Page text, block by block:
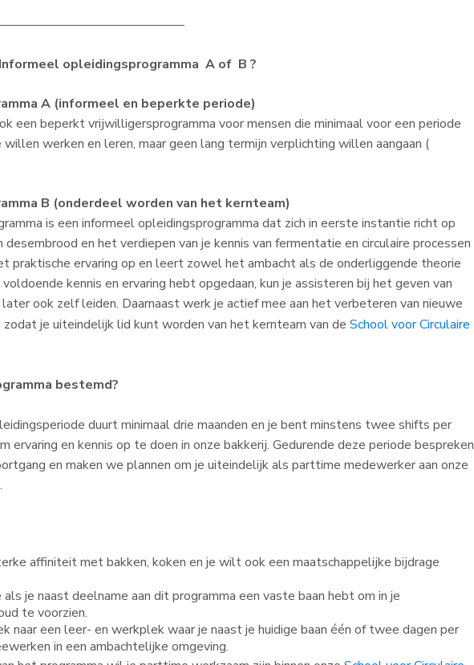
opleidingsprogramma A of B ?
A (informeel en beperkte periode)
een beperkt vrijwilligersprogramma voor mensen die minimaal voor een periode
willen werken en leren, maar geen lang termijn verplichting willen aangaan (
B (onderdeel worden van het kernteam)
is een informeel opleidingsprogramma dat zich in eerste instantie richt op
desembrood en het verdiepen van je kennis van fermentatie en circulaire processen
praktische ervaring op en leert zowel het ambacht als de onderliggende theorie
kennis en ervaring hebt opgedaan, kun je assisteren bij het geven van
ook zelf leiden. Daarnaast werk je actief mee aan het verbeteren van nieuwe
zodat je uiteindelijk lid kunt worden van het kernteam van de School voor Circulaire
bestemd?
duurt minimaal drie maanden en je bent minstens twee shifts per
ervaring en kennis op te doen in onze bakkerij. Gedurende deze periode bespreken
en maken we plannen om je uiteindelijk als parttime medewerker aan onze
affiniteit met bakken, koken en je wilt ook een maatschappelijke bijdrage
je naast deelname aan dit programma een vaste baan hebt om in je
te voorzien.
naar een leer- en werkplek waar je naast je huidige baan één of twee dagen per
in een ambachtelijke omgeving.